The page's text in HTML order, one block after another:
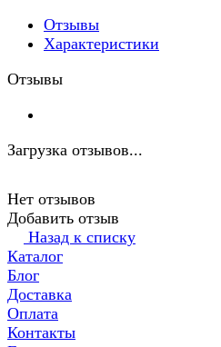
Отзывы
Характеристики
Отзывы
Загрузка отзывов...
Нет отзывов
Добавить отзыв
Назад к списку
Каталог
Блог
Доставка
Оплата
Контакты